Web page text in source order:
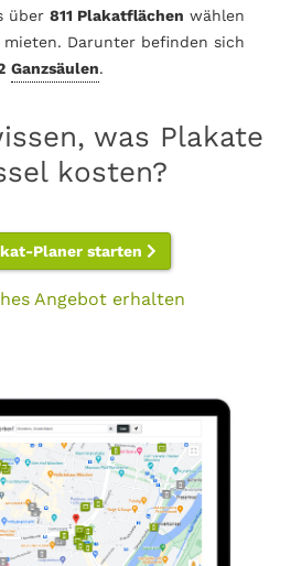
über 811 Plakatflächen wählen
mieten. Darunter befinden sich
Ganzsäulen.
was Plakate
kosten?
Planer starten
Angebot erhalten